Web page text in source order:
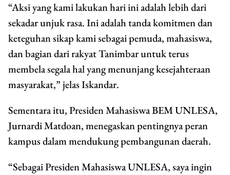
“Aksi yang kami lakukan hari ini adalah lebih dari
sekadar unjuk rasa. Ini adalah tanda komitmen dan
keteguhan sikap kami sebagai pemuda, mahasiswa,
dan bagian dari rakyat Tanimbar untuk terus
membela segala hal yang menunjang kesejahteraan
masyarakat,” jelas Iskandar.
Sementara itu, Presiden Mahasiswa BEM UNLESA,
Jurnardi Matdoan, menegaskan pentingnya peran
kampus dalam mendukung pembangunan daerah.
“Sebagai Presiden Mahasiswa UNLESA, saya ingin